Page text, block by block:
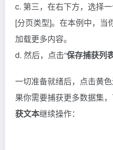
c. 第三，在右下方，选择
[分页类型]。在本例中，当
加载更多内容。
d. 然后，点击“保存捕获列
一切准备就绪后，点击黄色
果你需要捕获更多数据集
获文本继续操作：